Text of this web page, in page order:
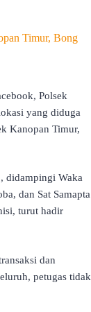
Polsek
yang diduga
Kanopan Timur,
didampingi Waka
dan Sat Samapta
turut hadir
dan
petugas tidak